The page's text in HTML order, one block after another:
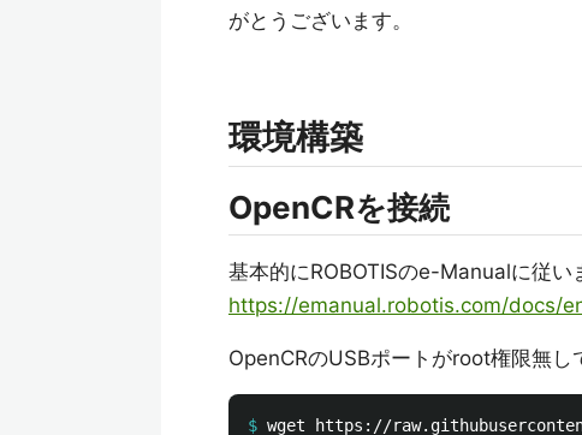
がとうございます。
環境構築
OpenCRを接続
基本的にROBOTISのe-Manualに従い
https://emanual.robotis.com/docs/
OpenCRのUSBポートがroot権限無し
$